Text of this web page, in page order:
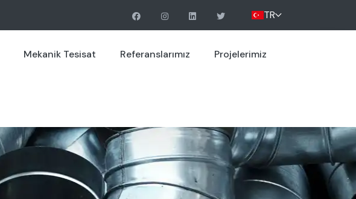
TR
Mekanik Tesisat Referanslarımız Projelerimiz